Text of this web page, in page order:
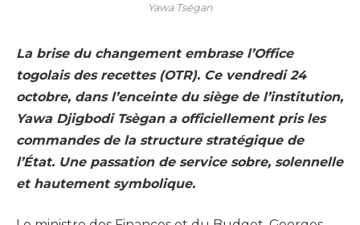
Yawa Tségan
La brise du changement embrase l’Office
togolais des recettes (OTR). Ce vendredi 24
octobre, dans l’enceinte du siège de l’institution,
Yawa Djigbodi Tsègan a officiellement pris les
commandes de la structure stratégique de
l’État. Une passation de service sobre, solennelle
et hautement symbolique.